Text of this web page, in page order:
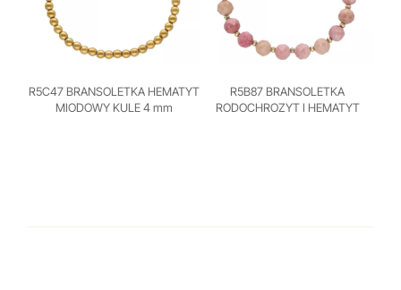
R5C47 BRANSOLETKA HEMATYT
MIODOWY KULE 4 mm
R5B87 BRANSOLETKA
RODOCHROZYT I HEMATYT